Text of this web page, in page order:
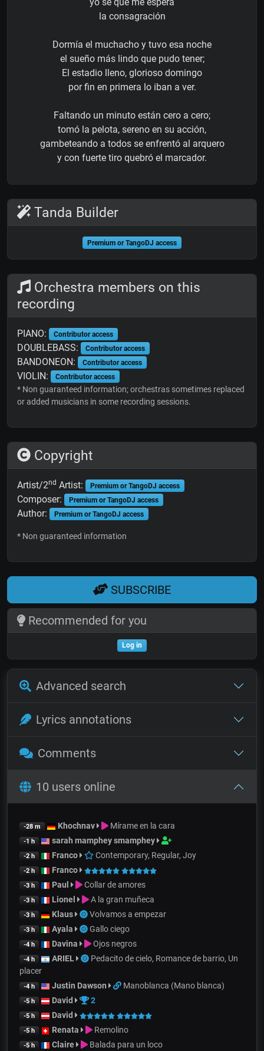
la consagración
Dormía el muchacho y tuvo esa noche
el sueño más lindo que pudo tener;
El estadio lleno, glorioso domingo
por fin en primera lo iban a ver.
Faltando un minuto están cero a cero;
tomó la pelota, sereno en su acción,
gambeteando a todos se enfrentó al arquero
y con fuerte tiro quebró el marcador.
Tanda Builder
Premium or TangoDJ access
Orchestra members on this
recording
PIANO: Contributor access
DOUBLEBASS: Contributor access
BANDONEON: Contributor access
VIOLIN: Contributor access
* Non guaranteed information; orchestras sometimes replaced
or added musicians in some recording sessions.
Copyright
Artist/2nd Artist: Premium or TangoDJ access
Composer: Premium or TangoDJ access
Author: Premium or TangoDJ access
* Non guaranteed information
SUBSCRIBE
Recommended for you
Log in
Advanced search
Lyrics annotations
Comments
10 users online
-28 m Khochnav Mírame en la cara
-1 h sarah mamphey smamphey
-2 h Franco Contemporary, Regular, Joy
-2 h Franco
-3 h Paul Collar de amores
-3 h Lionel A la gran muñeca
-3 h Klaus Volvamos a empezar
-3 h Ayala Gallo ciego
-4 h Davina Ojos negros
-4 h ARIEL
Pedacito de cielo, Romance de barrio, Un
placer
-4 h Justin Dawson Manoblanca (Mano blanca)
-5 h David 2
-5 h David
-5 h Renata Remolino
-5 h Claire Balada para un loco